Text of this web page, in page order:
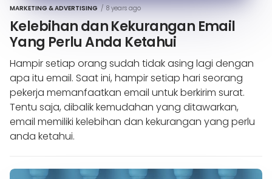
MARKETING & ADVERTISING / 8 years ago
Kelebihan dan Kekurangan Email
Yang Perlu Anda Ketahui
Hampir setiap orang sudah tidak asing lagi dengan
apa itu email. Saat ini, hampir setiap hari seorang
pekerja memanfaatkan email untuk berkirim surat.
Tentu saja, dibalik kemudahan yang ditawarkan,
email memiliki kelebihan dan kekurangan yang perlu
anda ketahui.